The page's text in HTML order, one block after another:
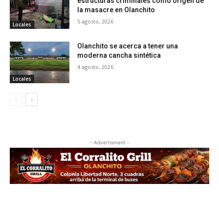
Locales
la masacre en Olanchito
5 agosto, 2026
Locales
Olanchito se acerca a tener una
moderna cancha sintética
4 agosto, 2026
- Advertisment -